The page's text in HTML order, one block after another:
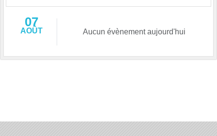
07
AOÛT Aucun évènement aujourd'hui